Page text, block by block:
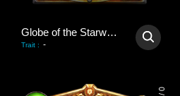
Globe of the Starways
Trait : -
0
/